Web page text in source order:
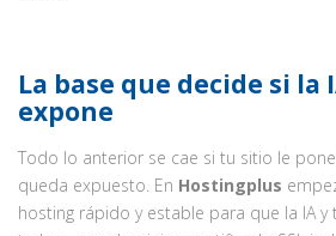
La base que decide si la
expone
Todo lo anterior se cae si tu sitio le
queda expuesto. En Hostingplus
hosting rápido y estable para que la IA y